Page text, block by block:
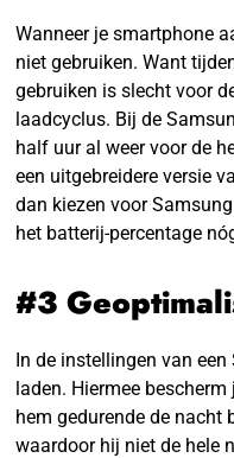
Wanneer je smartphone
niet gebruiken. Want
gebruiken is slecht voor
laadcyclus. Bij de
half uur al weer voor de
een uitgebreidere versie
dan kiezen voor
het batterij-percentage
#3
In de instellingen van
laden. Hiermee
hem gedurende de nacht
waardoor hij niet de hele